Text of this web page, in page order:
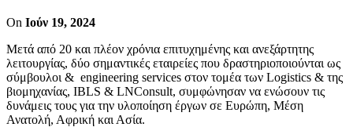
On Ιούν 19, 2024
Μετά από 20 και πλέον χρόνια επιτυχημένης και ανεξάρτητης
λειτουργίας, δύο σημαντικές εταιρείες που δραστηριοποιούνται ως
σύμβουλοι & engineering services στον τομέα των Logistics & της
βιομηχανίας, IBLS & LNConsult, συμφώνησαν να ενώσουν τις
δυνάμεις τους για την υλοποίηση έργων σε Ευρώπη, Μέση
Ανατολή, Αφρική και Ασία.